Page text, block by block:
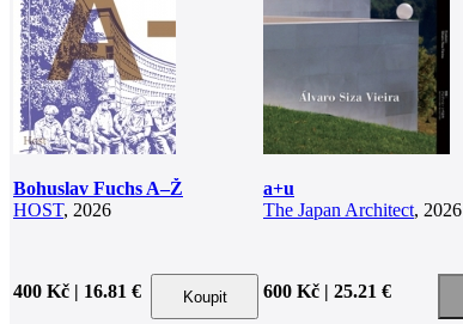
Bohuslav Fuchs A–Ž
HOST, 2026
400 Kč | 16.81 €
a+u
The Japan Architect, 2026
600 Kč | 25.21 €